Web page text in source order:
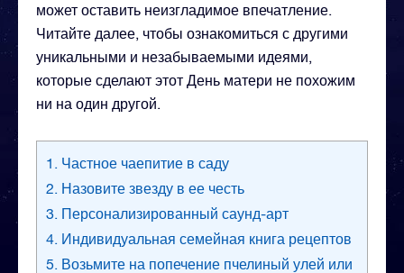
может оставить неизгладимое впечатление.
Читайте далее, чтобы ознакомиться с другими
уникальными и незабываемыми идеями,
которые сделают этот День матери не похожим
ни на один другой.
1. Частное чаепитие в саду
2. Назовите звезду в ее честь
3. Персонализированный саунд-арт
4. Индивидуальная семейная книга рецептов
5. Возьмите на попечение пчелиный улей или